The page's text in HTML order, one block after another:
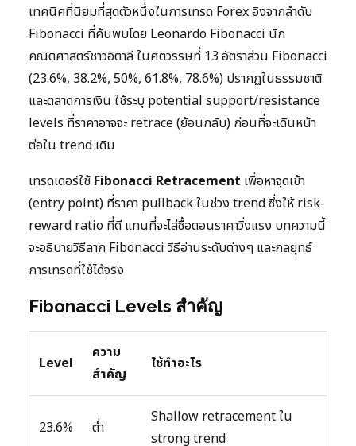
เทคนิคที่นิยมที่สุดตัวหนึ่งในการเทรด Forex อิงจากลำดับ
Fibonacci ที่ค้นพบโดย Leonardo Fibonacci นัก
คณิตศาสตร์ชาวอิตาลี ในศตวรรษที่ 13 อัตราส่วน Fibonacci
(23.6%, 38.2%, 50%, 61.8%, 78.6%) ปรากฏในธรรมชาติ
และตลาดการเงิน ใช้ระบุ potential support/resistance
levels ที่ราคาอาจจะ retrace (ย้อนกลับ) ก่อนที่จะเดินหน้า
ต่อใน trend เดิม
เทรดเดอร์ใช้ Fibonacci Retracement เพื่อหาจุดเข้า
(entry point) ที่ราคา pullback ในช่วง trend ซึ่งให้ risk-
reward ratio ที่ดี แทนที่จะไล่ซื้อตอนราคาวิ่งแรง บทความนี้
จะอธิบายวิธีลาก Fibonacci วิธีอ่านระดับต่างๆ และกลยุทธ์
การเทรดที่ใช้ได้จริง
Fibonacci Levels สำคัญ
Level
ความ
สำคัญ
ใช้ทำอะไร
23.6% ต่ำ
Shallow retracement ใน
strong trend